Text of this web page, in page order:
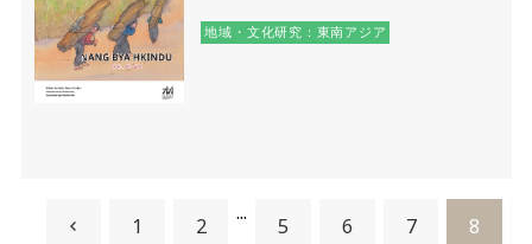
地域・文化研究：東南アジア
1 2
...
5 6 7 8